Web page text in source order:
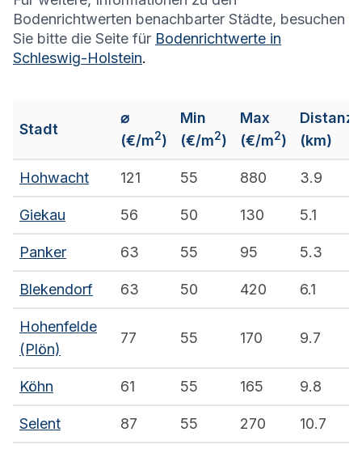
Bodenrichtwerten benachbarter Städte, besuchen
Sie bitte die Seite für Bodenrichtwerte in
Schleswig-Holstein.
Stadt
⌀
(€/m2)
Min
(€/m2)
Max
(€/m2)
Distanz
(km)
Hohwacht 121 55 880 3.9
Giekau 56 50 130 5.1
Panker 63 55 95 5.3
Blekendorf 63 50 420 6.1
Hohenfelde
(Plön)
77 55 170 9.7
Köhn 61 55 165 9.8
Selent 87 55 270 10.7